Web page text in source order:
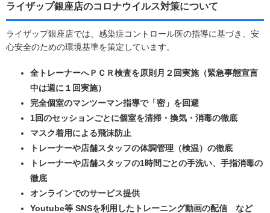
ライザップ銀座店のコロナウイルス対策について
ライザップ銀座店では、感染症コントロール医の指導に基づき、安
心安全のための環境基準を策定しています。
全トレーナーへＰＣＲ検査を原則月２回実施（緊急事態宣言
中は週に１回実施）
完全個室のマンツーマン指導で「密」を回避
1回のセッションごとに個室を清掃・換気・消毒の徹底
マスク着用による飛沫防止
トレーナーや店舗スタッフの体調管理（検温）の徹底
トレーナーや店舗スタッフの1時間ごとの手洗い、手指消毒の
徹底
オンラインでのサービス提供
Youtube等 SNSを利用したトレーニング動画の配信 など